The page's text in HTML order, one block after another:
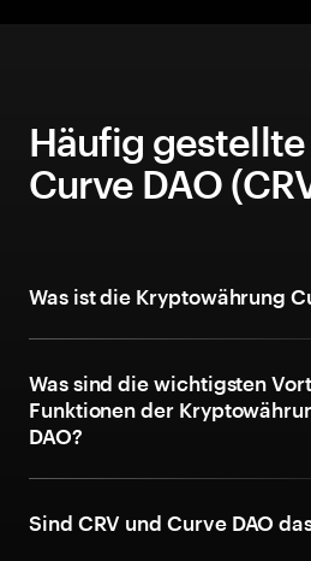
Häufig gestellte
Curve DAO
Was ist die Kryptowährung
Was sind die wichtigsten
Funktionen der
DAO?
Sind CRV und Curve DAO